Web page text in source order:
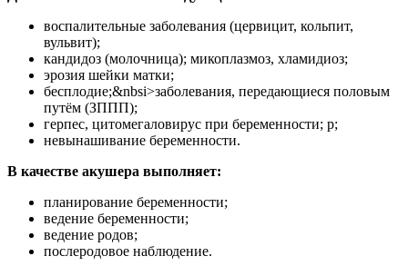
воспалительные заболевания (цервицит, кольпит,
вульвит);
кандидоз (молочница); микоплазмоз, хламидиоз;
эрозия шейки матки;
бесплодие;&nbsi>заболевания, передающиеся половым
путём (ЗППП);
герпес, цитомегаловирус при беременности; p;
невынашивание беременности.
В качестве акушера выполняет:
планирование беременности;
ведение беременности;
ведение родов;
послеродовое наблюдение.